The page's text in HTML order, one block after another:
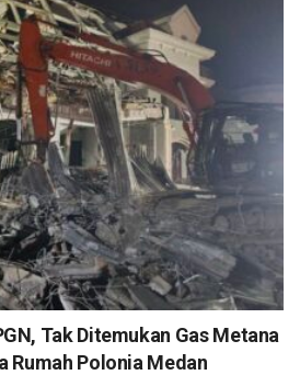
Tak Ditemukan Gas Metana
Rumah Polonia Medan